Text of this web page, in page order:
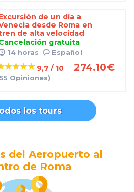
de un día a
desde Roma en
de alta velocidad
gratuita
14 horas Español
9,7 / 10
Opiniones)
274.10€
los tours
del Aeropuerto al
de Roma